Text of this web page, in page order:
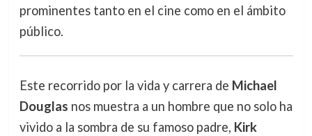
prominentes tanto en el cine como en el ámbito
público.
Este recorrido por la vida y carrera de Michael
Douglas nos muestra a un hombre que no solo ha
vivido a la sombra de su famoso padre, Kirk